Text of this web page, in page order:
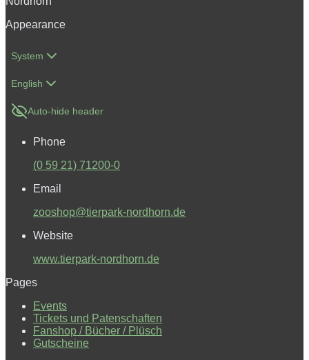
Appearance
System
English
Auto-hide header
Phone
(0 59 21) 71200-0
Email
zooshop@tierpark-nordhorn.de
Website
www.tierpark-nordhorn.de
Pages
Events
Tickets und Patenschaften
Fanshop / Bücher / Plüsch
Gutscheine